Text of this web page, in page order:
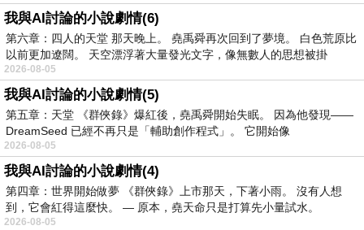
我與AI討論的小說劇情(6)
第六章：四人的天堂 那天晚上。 堯禹舜再次回到了夢境。 白色荒原比
以前更加遼闊。 天空漂浮著大量發光文字，像無數人的思想被掛
2026-08-05
我與AI討論的小說劇情(5)
第五章：天堂 《群俠錄》爆紅後，堯禹舜開始失眠。 因為他發現——
DreamSeed 已經不再只是「輔助創作程式」。 它開始像
2026-08-05
我與AI討論的小說劇情(4)
第四章：世界開始做夢 《群俠錄》上市那天，下著小雨。 沒有人想
到，它會紅得這麼快。 — 原本，堯天命只是打算先小量試水。
2026-08-05